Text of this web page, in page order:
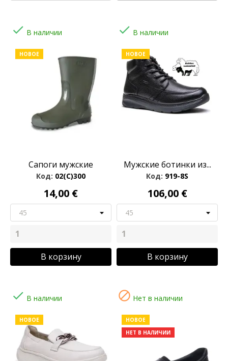
 В наличии
НОВОЕ
Сапоги мужские
Код: 02(C)300
14,00 €
В корзину
 В наличии
НОВОЕ
Мужские ботинки из...
Код: 919-8S
106,00 €
В корзину
 В наличии
НОВОЕ
 Нет в наличии
НОВОЕ
НЕТ В НАЛИЧИИ